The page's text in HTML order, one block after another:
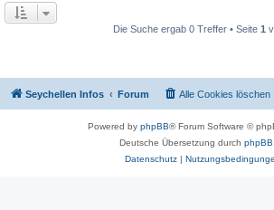
Die Suche ergab 0 Treffer • Seite 1
Seychellen Infos Forum Alle Cookies löschen
Powered by phpBB® Forum Software ©
Deutsche Übersetzung durch
Datenschutz|